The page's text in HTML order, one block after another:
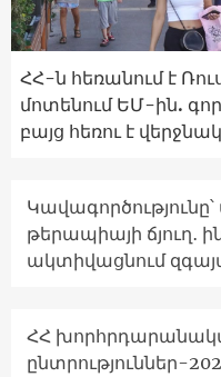
ՀՀ-ն հեռանում է
մոտենում ԵՄ-ին.
բայց հեռու է
թերապիայի ճյուղ․
ակտիվացնում
ՀՀ
ընտրություններ-